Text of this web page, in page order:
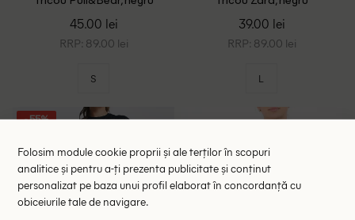
45.00 lei
RRP: 89.00 lei
S
39.00 lei
RRP: 89.00 lei
L
- 55%
Folosim module cookie proprii și ale terților în scopuri
analitice și pentru a-ți prezenta publicitate și conținut
personalizat pe baza unui profil elaborat în concordanță cu
obiceiurile tale de navigare.